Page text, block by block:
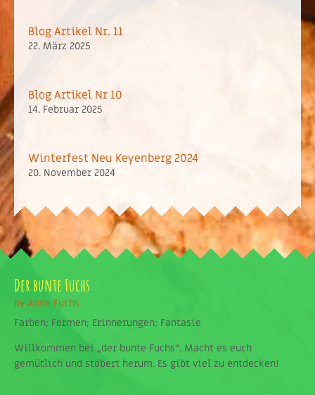
Blog Artikel Nr. 11
22. März 2025
Blog Artikel Nr 10
14. Februar 2025
Winterfest Neu Keyenberg 2024
20. November 2024
Der bunte Fuchs
by Anne Fuchs
Farben; Formen; Erinnerungen; Fantasie
Willkommen bei „der bunte Fuchs“. Macht es euch
gemütlich und stöbert herum. Es gibt viel zu entdecken!